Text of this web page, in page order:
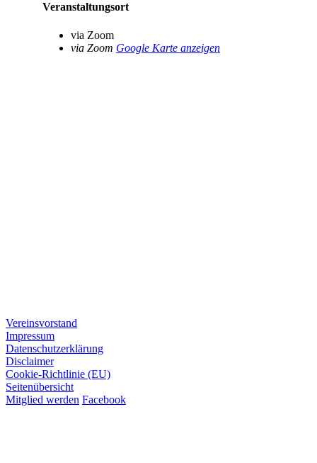
Veranstaltungsort
via Zoom
via Zoom Google Karte anzeigen
Vereinsvorstand
Impressum
Datenschutzerklärung
Disclaimer
Cookie-Richtlinie (EU)
Seitenübersicht
Mitglied werden Facebook